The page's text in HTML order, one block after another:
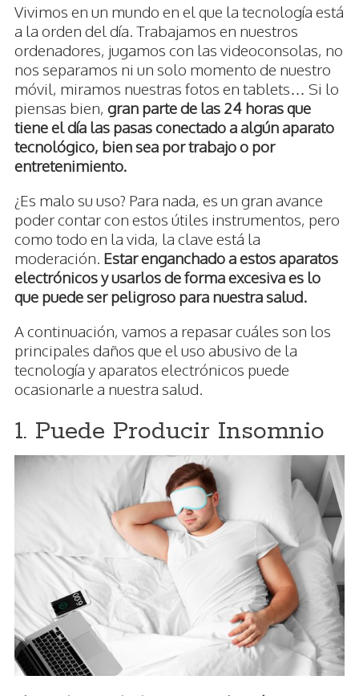
Vivimos en un mundo en el que la tecnología está
a la orden del día. Trabajamos en nuestros
ordenadores, jugamos con las videoconsolas, no
nos separamos ni un solo momento de nuestro
móvil, miramos nuestras fotos en tablets… Si lo
piensas bien, gran parte de las 24 horas que
tiene el día las pasas conectado a algún aparato
tecnológico, bien sea por trabajo o por
entretenimiento.
¿Es malo su uso? Para nada, es un gran avance
poder contar con estos útiles instrumentos, pero
como todo en la vida, la clave está la
moderación. Estar enganchado a estos aparatos
electrónicos y usarlos de forma excesiva es lo
que puede ser peligroso para nuestra salud.
A continuación, vamos a repasar cuáles son los
principales daños que el uso abusivo de la
tecnología y aparatos electrónicos puede
ocasionarle a nuestra salud.
1. Puede Producir Insomnio